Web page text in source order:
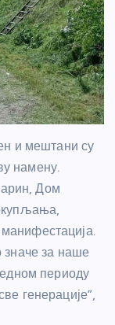
и мештани су
намену.
Дом
значе за наше
периоду
генерације”,